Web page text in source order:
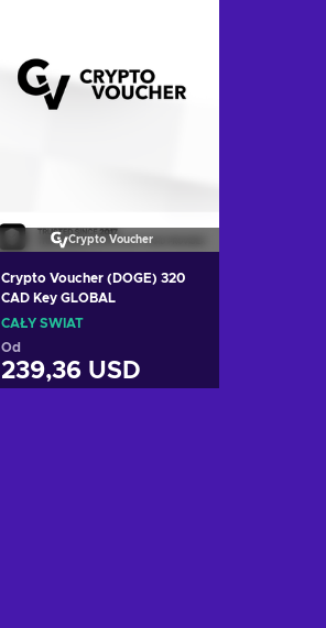
Crypto Voucher
Crypto Voucher (DOGE) 320
CAD Key GLOBAL
CAŁY ŚWIAT
Od
239,36 USD